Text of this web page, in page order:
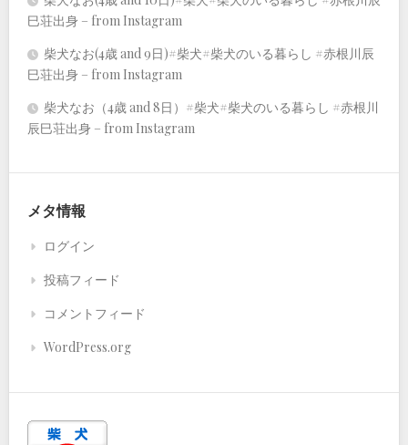
巳荘出身 – from Instagram
柴犬なお(4歳 and 9日)#柴犬#柴犬のいる暮らし #赤根川辰
巳荘出身 – from Instagram
柴犬なお（4歳 and 8日）#柴犬#柴犬のいる暮らし #赤根川
辰巳荘出身 – from Instagram
メタ情報
ログイン
投稿フィード
コメントフィード
WordPress.org